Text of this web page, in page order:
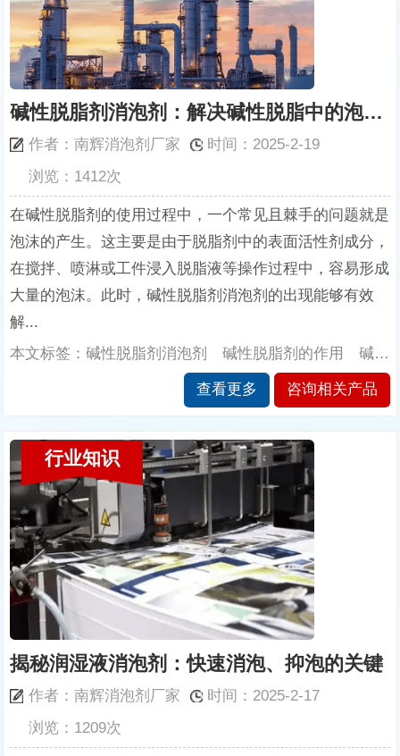
碱性脱脂剂消泡剂：解决碱性脱脂中的泡沫困扰
作者：南辉消泡剂厂家
时间：2025-2-19
浏览：1412次
在碱性脱脂剂的使用过程中，一个常见且棘手的问题就是
泡沫的产生。这主要是由于脱脂剂中的表面活性剂成分，
在搅拌、喷淋或工件浸入脱脂液等操作过程中，容易形成
大量的泡沫。此时，碱性脱脂剂消泡剂的出现能够有效
解...
本文标签：碱性脱脂剂消泡剂 碱性脱脂剂的作用 碱性脱脂剂的应用 南辉消泡剂厂家
查看更多 咨询相关产品
行业知识
揭秘润湿液消泡剂：快速消泡、抑泡的关键
作者：南辉消泡剂厂家
时间：2025-2-17
浏览：1209次